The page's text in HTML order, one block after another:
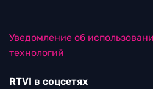
Уведомление об
технологий
RTVI в соцсетях